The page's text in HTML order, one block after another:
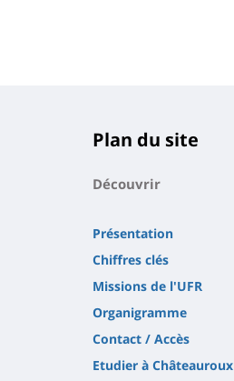
Plan du site
Découvrir
Présentation
Chiffres clés
Missions de l'UFR
Organigramme
Contact / Accès
Etudier à Châteauroux